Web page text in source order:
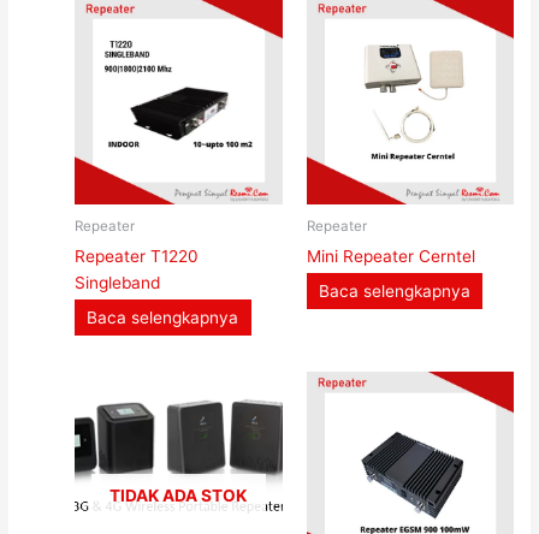
Repeater
Repeater T1220
Singleband
Baca selengkapnya
Repeater
Mini Repeater Cerntel
Baca selengkapnya
TIDAK ADA STOK